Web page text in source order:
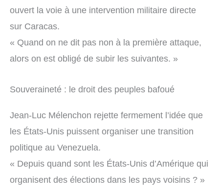
ouvert la voie à une intervention militaire directe
sur Caracas.
« Quand on ne dit pas non à la première attaque,
alors on est obligé de subir les suivantes. »
Souveraineté : le droit des peuples bafoué
Jean-Luc Mélenchon rejette fermement l’idée que
les États-Unis puissent organiser une transition
politique au Venezuela.
« Depuis quand sont les États-Unis d’Amérique qui
organisent des élections dans les pays voisins ? »